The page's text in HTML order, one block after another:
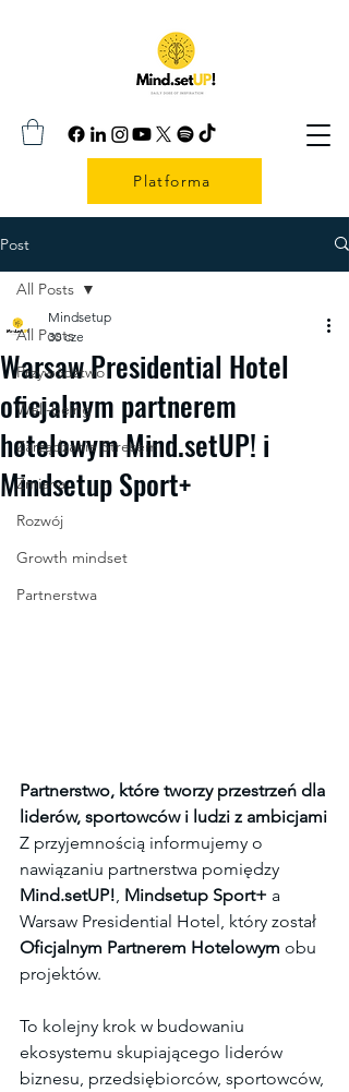
Platforma
Post
All Posts
Przywództwo
Well-being
Zarządzanie Stresem
Zmiana
Rozwój
Growth mindset
Partnerstwa
All Posts
Warsaw Presidential Hotel
oficjalnym partnerem
hotelowym Mind.setUP! i
Mindsetup Sport+
Mindsetup
30 cze
Partnerstwo, które tworzy przestrzeń dla
liderów, sportowców i ludzi z ambicjami
Z przyjemnością informujemy o
nawiązaniu partnerstwa pomiędzy
Mind.setUP!, Mindsetup Sport+ a
Warsaw Presidential Hotel, który został
Oficjalnym Partnerem Hotelowym obu
projektów.
To kolejny krok w budowaniu
ekosystemu skupiającego liderów
biznesu, przedsiębiorców, sportowców,